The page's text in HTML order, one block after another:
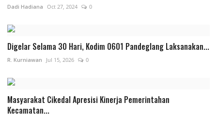
Dadi Hadiana Oct 27, 2024 0
Digelar Selama 30 Hari, Kodim 0601 Pandeglang Laksanakan...
R. Kurniawan Jul 15, 2026 0
Masyarakat Cikedal Apresisi Kinerja Pemerintahan
Kecamatan...